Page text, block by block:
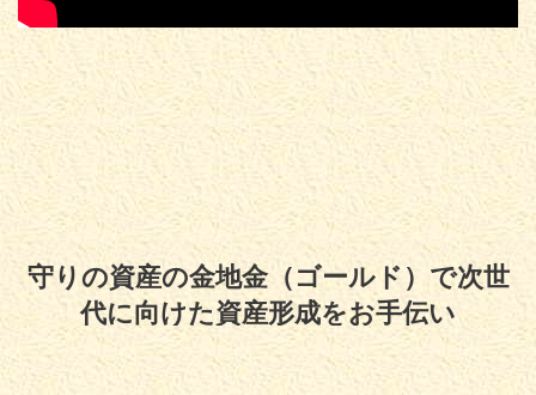
守りの資産の金地金（ゴールド）で次世
代に向けた資産形成をお手伝い
Copyright© 守りの資産の金地金（ゴールド）で次世代に向けた資産形成をお